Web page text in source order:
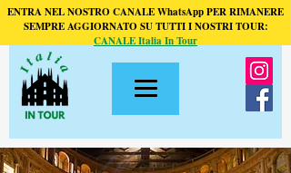
ENTRA NEL NOSTRO CANALE WhatsApp PER RIMANERE
SEMPRE AGGIORNATO SU TUTTI I NOSTRI TOUR:
CANALE Italia In Tour